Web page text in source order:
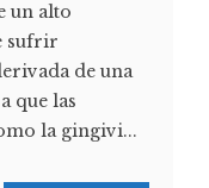
un alto
sufrir
de una
que las
la gingivi...